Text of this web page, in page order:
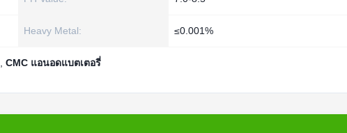
Heavy Metal: ≤0.001%
CMC แอนอดแบตเตอรี่